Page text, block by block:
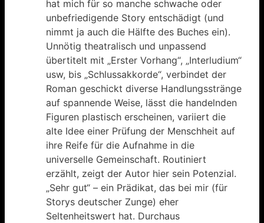
hat mich für so manche schwache oder
unbefriedigende Story entschädigt (und
nimmt ja auch die Hälfte des Buches ein).
Unnötig theatralisch und unpassend
übertitelt mit „Erster Vorhang“, „Interludium“
usw, bis „Schlussakkorde“, verbindet der
Roman geschickt diverse Handlungsstränge
auf spannende Weise, lässt die handelnden
Figuren plastisch erscheinen, variiert die
alte Idee einer Prüfung der Menschheit auf
ihre Reife für die Aufnahme in die
universelle Gemeinschaft. Routiniert
erzählt, zeigt der Autor hier sein Potenzial.
„Sehr gut“ – ein Prädikat, das bei mir (für
Storys deutscher Zunge) eher
Seltenheitswert hat. Durchaus